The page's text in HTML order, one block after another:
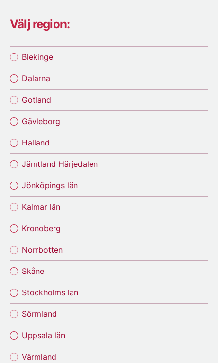
Välj region:
Blekinge
Dalarna
Gotland
Gävleborg
Halland
Jämtland Härjedalen
Jönköpings län
Kalmar län
Kronoberg
Norrbotten
Skåne
Stockholms län
Sörmland
Uppsala län
Värmland